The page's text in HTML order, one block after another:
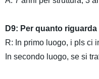
D9: Per quanto
R: In primo luogo, i pls ci
In secondo luogo, se si